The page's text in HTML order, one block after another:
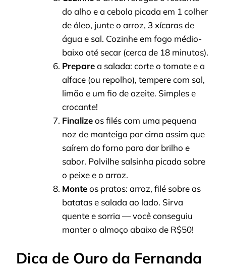
do alho e a cebola picada em 1 colher
de óleo, junte o arroz, 3 xícaras de
água e sal. Cozinhe em fogo médio-
baixo até secar (cerca de 18 minutos).
Preparea salada: corte o tomate e a
alface (ou repolho), tempere com sal,
limão e um fio de azeite. Simples e
crocante!
Finalizeos filés com uma pequena
noz de manteiga por cima assim que
saírem do forno para dar brilho e
sabor. Polvilhe salsinha picada sobre
o peixe e o arroz.
Monteos pratos: arroz, filé sobre as
batatas e salada ao lado. Sirva
quente e sorria — você conseguiu
manter o almoço abaixo de R$50!
Dica de Ouro da Fernanda